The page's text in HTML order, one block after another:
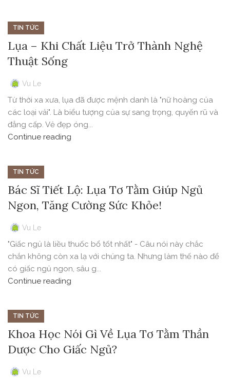
TIN TỨC
Lụa – Khi Chất Liệu Trở Thành Nghệ
Thuật Sống
Vu Le
Từ thời xa xưa, lụa đã được mệnh danh là "nữ hoàng của
các loại vải". Là biểu tượng của sự sang trọng, quyến rũ và
đẳng cấp. Vẻ đẹp óng...
Continue reading
TIN TỨC
Bác Sĩ Tiết Lộ: Lụa Tơ Tằm Giúp Ngủ
Ngon, Tăng Cường Sức Khỏe!
Vu Le
"Giấc ngủ là liều thuốc bổ tốt nhất" - Câu nói này chắc
chắn không còn xa lạ với chúng ta. Nhưng làm thế nào để
có giấc ngủ ngon, sâu g...
Continue reading
TIN TỨC
Khoa Học Nói Gì Về Lụa Tơ Tằm Thần
Dược Cho Giấc Ngủ?
Vu Le